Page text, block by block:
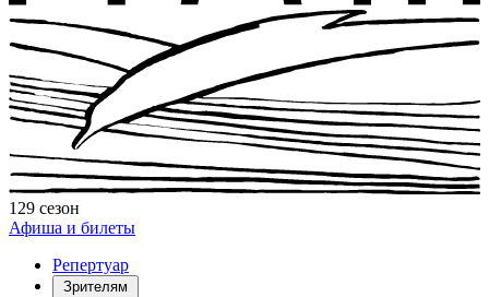
129 сезон
Афиша и билеты
Репертуар
Зрителям